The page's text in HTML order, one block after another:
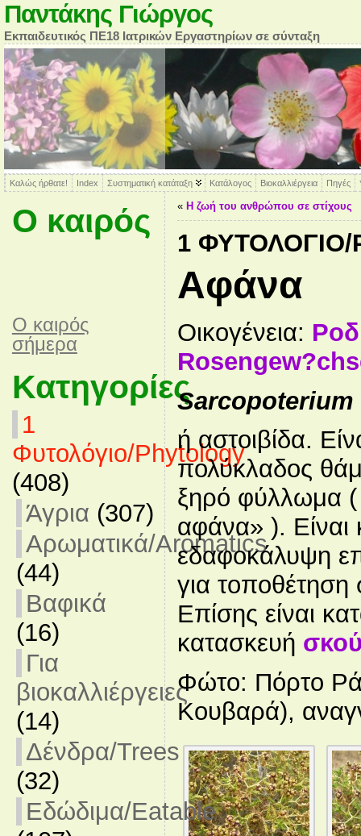
Παντάκης Γιώργος
Εκπαιδευτικός ΠΕ18 Ιατρικών Εργαστηρίων σε σύνταξη
Καλώς ήρθατε! Index Συστηματική κατάταξη Κατάλογος Βιοκαλλιέργεια Πηγές
Ο καιρός
O καιρός
σήμερα
Κατηγορίες
1
Φυτολόγιο/Phytology
(408)
Άγρια (307)
Αρωματικά/Aromatics
(44)
Βαφικά
(16)
Για
βιοκαλλιέργειες
(14)
Δένδρα/Trees
(32)
Εδώδιμα/Eatable
« Η ζωή του ανθρώπου σε στίχους
1 ΦΥΤΟΛΌΓΙΟ/
Αφάνα
Οικογένεια:
ή αστοιβίδα.
πολύκλαδος
ξηρό φύλλωμα (
αφάνα» ). Είναι
εδαφοκάλυψη
για
Επίσης είναι
κατασκευή
Φώτο: Πόρτο
Κουβαρά),